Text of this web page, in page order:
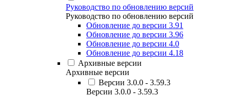
Руководство по обновлению версий
Руководство по обновлению версий
Обновление до версии 3.91
Обновление до версии 3.96
Обновление до версии 4.0
Обновление до версии 4.18
Архивные версии
Архивные версии
Версии 3.0.0 - 3.59.3
Версии 3.0.0 - 3.59.3